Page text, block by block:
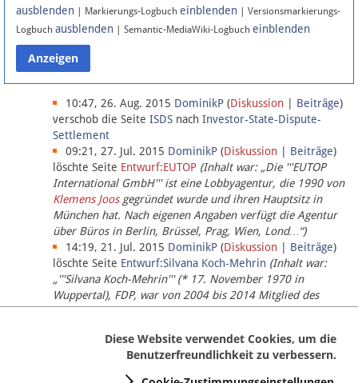
Anmelden
Datenschutz
Über Lobbypedia
Impressum
ausblenden | Markierungs-Logbuch einblenden | Versionsmarkierungs-
Logbuch ausblenden | Semantic-MediaWiki-Logbuch einblenden
10:47, 26. Aug. 2015 DominikP (Diskussion Beiträge)
verschob die Seite ISDS nach Investor-State-Dispute-
Settlement
09:21, 27. Jul. 2015 DominikP (Diskussion Beiträge)
löschte Seite Entwurf:EUTOP (Inhalt war: „Die '''EUTOP
International GmbH''' ist eine Lobbyagentur, die 1990 von
Klemens Joosgegründet wurde und ihren Hauptsitz in
München hat. Nach eigenen Angaben verfügt die Agentur
über Büros in Berlin, Brüssel, Prag, Wien, Lond…“)
14:19, 21. Jul. 2015 DominikP (Diskussion Beiträge)
löschte Seite Entwurf:Silvana Koch-Mehrin (Inhalt war:
„'''Silvana Koch-Mehrin''' (* 17. November 1970 in
Wuppertal), FDP, war von 2004 bis 2014 Mitglied des
Europäischen Parlaments, seit November 2014 ist sie für
Diese Website verwendet Cookies, um die
Benutzerfreundlichkeit zu verbessern.